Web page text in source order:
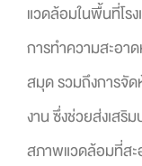
แวดล้อมในพื้นที่โร
การทำความสะอา
สมุด รวมถึงการจั
งาน ซึ่งช่วยส่งเสริ
สภาพแวดล้อมที่สะ